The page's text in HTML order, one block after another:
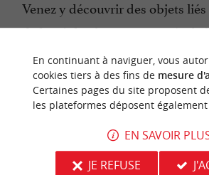
Venez y découvrir des objets liés
de la pêchedans cette partie de
informations surl’ostréiculture
des connaissances sur lafaune
signalisation maritime…
Le clou du spectacle, c’est lavue
époustouflanteà 360 degrés,
En continuant à naviguer, vous
cookies tiers à des fins de mesure
Certaines pages du site proposent
les plateformes déposent également
EN SAVOIR
JE REFUSE